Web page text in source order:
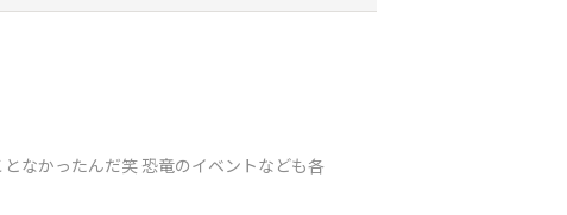
なかったんだ笑 恐竜のイベントなども各